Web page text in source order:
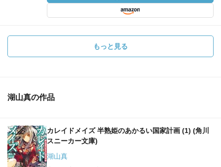
もっと見る
湖山真の作品
カレイドメイズ 半熟姫のあかるい国家計画 (1) (角川
スニーカー文庫)
湖山真